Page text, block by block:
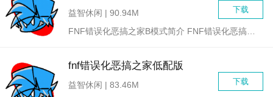
下载
益智休闲 | 90.94M
fnf错误化恶搞之家低配版
下载
益智休闲 | 83.46M